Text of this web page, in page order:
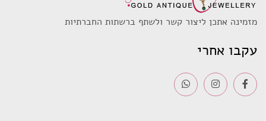
מזמינה אתכן ליצור קשר ולשתף ברשתות החברתיות
עקבו אחרי